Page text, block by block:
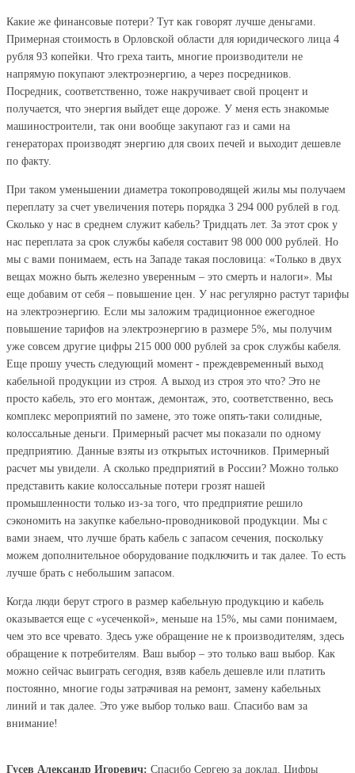
Какие же финансовые потери? Тут как говорят лучше деньгами.
Примерная стоимость в Орловской области для юридического лица 4
рубля 93 копейки. Что греха таить, многие производители не
напрямую покупают электроэнергию, а через посредников.
Посредник, соответственно, тоже накручивает свой процент и
получается, что энергия выйдет еще дороже. У меня есть знакомые
машиностроители, так они вообще закупают газ и сами на
генераторах производят энергию для своих печей и выходит дешевле
по факту.
При таком уменьшении диаметра токопроводящей жилы мы получаем
переплату за счет увеличения потерь порядка 3 294 000 рублей в год.
Сколько у нас в среднем служит кабель? Тридцать лет. За этот срок у
нас переплата за срок службы кабеля составит 98 000 000 рублей. Но
мы с вами понимаем, есть на Западе такая пословица: «Только в двух
вещах можно быть железно уверенным – это смерть и налоги». Мы
еще добавим от себя – повышение цен. У нас регулярно растут тарифы
на электроэнергию. Если мы заложим традиционное ежегодное
повышение тарифов на электроэнергию в размере 5%, мы получим
уже совсем другие цифры 215 000 000 рублей за срок службы кабеля.
Еще прошу учесть следующий момент - преждевременный выход
кабельной продукции из строя. А выход из строя это что? Это не
просто кабель, это его монтаж, демонтаж, это, соответственно, весь
комплекс мероприятий по замене, это тоже опять-таки солидные,
колоссальные деньги. Примерный расчет мы показали по одному
предприятию. Данные взяты из открытых источников. Примерный
расчет мы увидели. А сколько предприятий в России? Можно только
представить какие колоссальные потери грозят нашей
промышленности только из-за того, что предприятие решило
сэкономить на закупке кабельно-проводниковой продукции. Мы с
вами знаем, что лучше брать кабель с запасом сечения, поскольку
можем дополнительное оборудование подключить и так далее. То есть
лучше брать с небольшим запасом.
Когда люди берут строго в размер кабельную продукцию и кабель
оказывается еще с «усеченкой», меньше на 15%, мы сами понимаем,
чем это все чревато. Здесь уже обращение не к производителям, здесь
обращение к потребителям. Ваш выбор – это только ваш выбор. Как
можно сейчас выиграть сегодня, взяв кабель дешевле или платить
постоянно, многие годы затрачивая на ремонт, замену кабельных
линий и так далее. Это уже выбор только ваш. Спасибо вам за
внимание!
Гусев Александр Игоревич: Спасибо Сергею за доклад. Цифры